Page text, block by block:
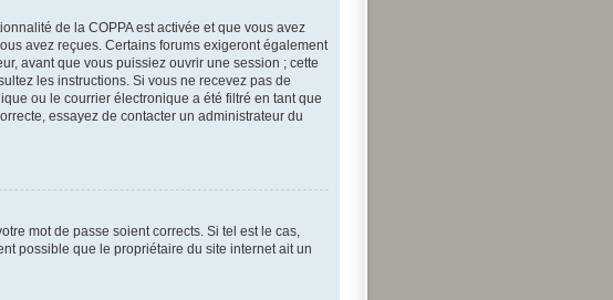
de la COPPA est activée et que vous avez
avez reçues. Certains forums exigeront également
avant que vous puissiez ouvrir une session ; cette
les instructions. Si vous ne recevez pas de
ou le courrier électronique a été filtré en tant que
essayez de contacter un administrateur du
mot de passe soient corrects. Si tel est le cas,
possible que le propriétaire du site internet ait un